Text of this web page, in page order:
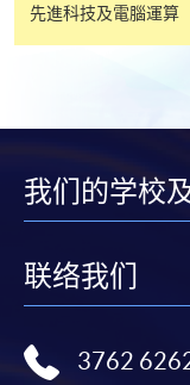
先進科技及電腦運算
我们的学校
联络我们
3762